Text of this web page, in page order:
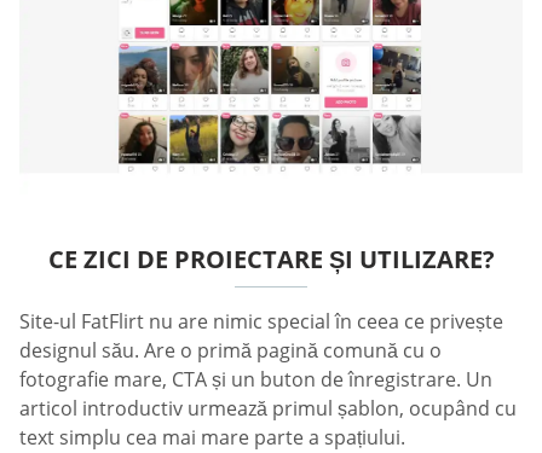
CE ZICI DE PROIECTARE ȘI UTILIZARE?
Site-ul FatFlirt nu are nimic special în ceea ce privește
designul său. Are o primă pagină comună cu o
fotografie mare, CTA și un buton de înregistrare. Un
articol introductiv urmează primul șablon, ocupând cu
text simplu cea mai mare parte a spațiului.